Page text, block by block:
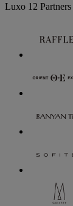
Luxo 12 Partners